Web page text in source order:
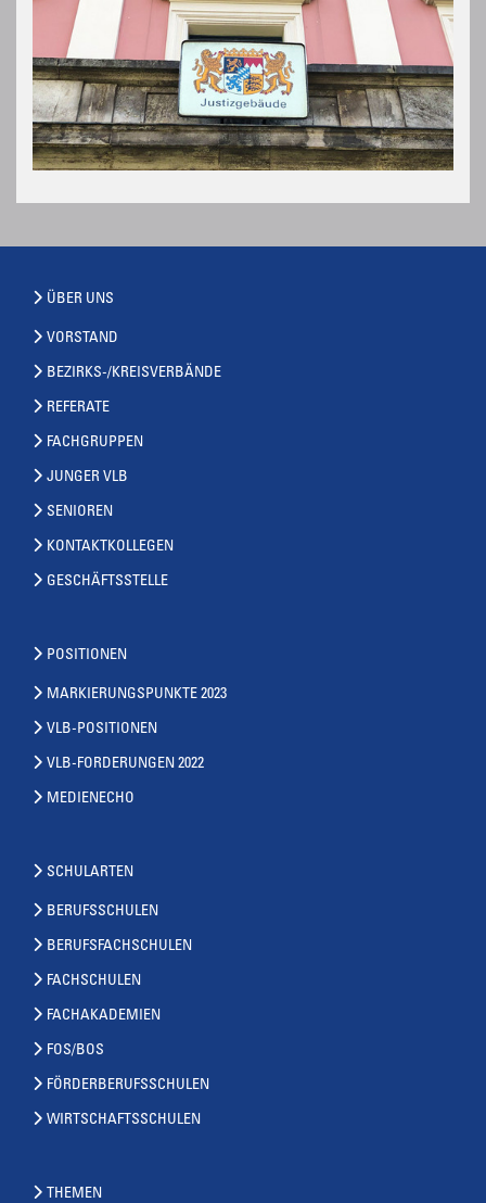
ÜBER UNS
VORSTAND
BEZIRKS-/KREISVERBÄNDE
REFERATE
FACHGRUPPEN
JUNGER VLB
SENIOREN
KONTAKTKOLLEGEN
GESCHÄFTSSTELLE
POSITIONEN
MARKIERUNGSPUNKTE 2023
VLB-POSITIONEN
VLB-FORDERUNGEN 2022
MEDIENECHO
SCHULARTEN
BERUFSSCHULEN
BERUFSFACHSCHULEN
FACHSCHULEN
FACHAKADEMIEN
FOS/BOS
FÖRDERBERUFSSCHULEN
WIRTSCHAFTSSCHULEN
THEMEN